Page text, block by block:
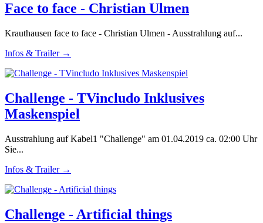
Face to face - Christian Ulmen
Krauthausen face to face - Christian Ulmen - Ausstrahlung auf...
Infos & Trailer →
Challenge - TVincludo Inklusives
Maskenspiel
Ausstrahlung auf Kabel1 "Challenge" am 01.04.2019 ca. 02:00 Uhr
Sie...
Infos & Trailer →
Challenge - Artificial things